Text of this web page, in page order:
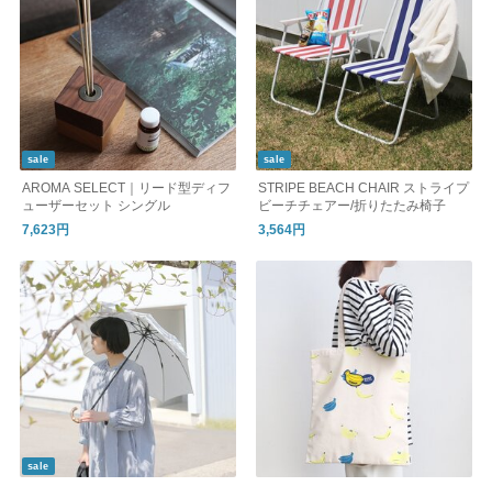
sale
AROMA SELECT｜リード型ディフ
ューザーセット シングル
7,623円
sale
STRIPE BEACH CHAIR ストライプ
ビーチチェアー/折りたたみ椅子
3,564円
sale